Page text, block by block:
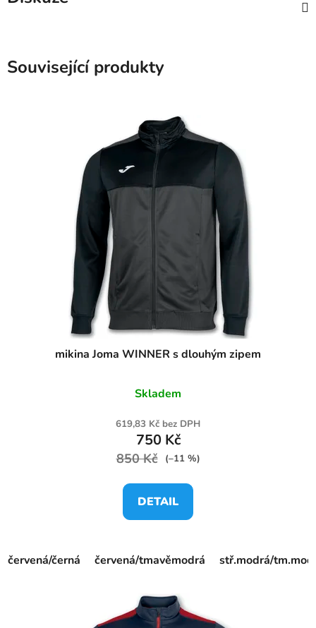
Související produkty
mikina Joma WINNER s dlouhým zipem
Skladem
619,83 Kč bez DPH
750 Kč
850 Kč (–11 %)
DETAIL
červená/černá červená/tmavěmodrá stř.modrá/